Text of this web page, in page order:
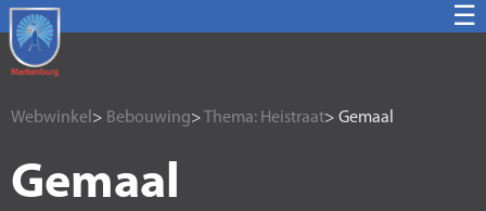
☰
Webwinkel > Bebouwing> Thema: Heistraat> Gemaal
Gemaal